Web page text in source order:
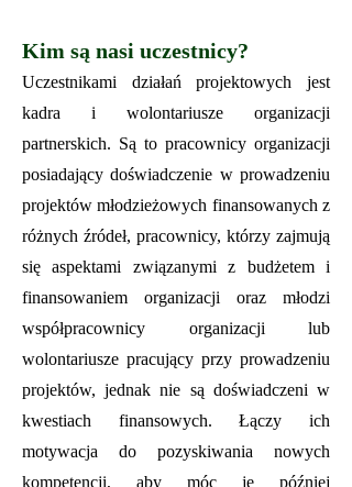
Kim są nasi uczestnicy?
Uczestnikami działań projektowych jest
kadra i wolontariusze organizacji
partnerskich. Są to pracownicy organizacji
posiadający doświadczenie w prowadzeniu
projektów młodzieżowych finansowanych z
różnych źródeł, pracownicy, którzy zajmują
się aspektami związanymi z budżetem i
finansowaniem organizacji oraz młodzi
współpracownicy organizacji lub
wolontariusze pracujący przy prowadzeniu
projektów, jednak nie są doświadczeni w
kwestiach finansowych. Łączy ich
motywacja do pozyskiwania nowych
kompetencji, aby móc je później